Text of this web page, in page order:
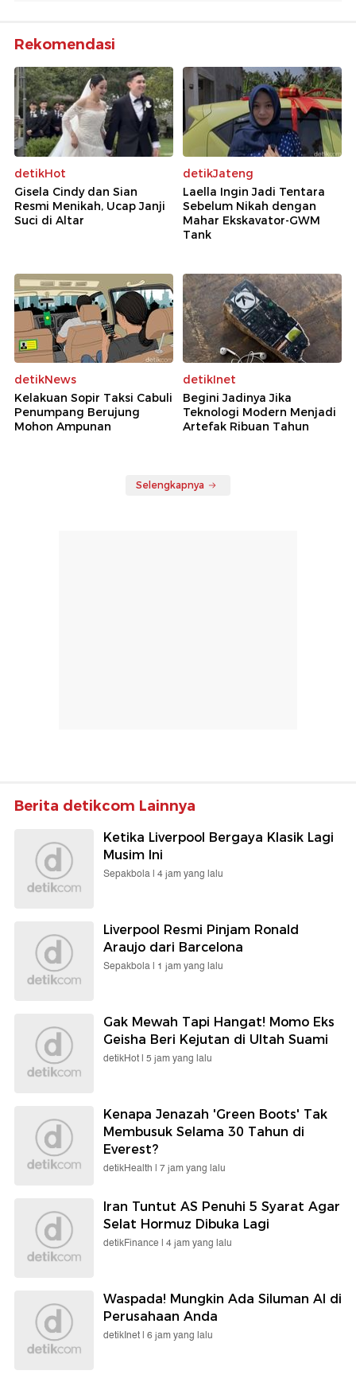
Rekomendasi
detikHot
Gisela Cindy dan Sian
Resmi Menikah, Ucap Janji
Suci di Altar
detikJateng
Laella Ingin Jadi Tentara
Sebelum Nikah dengan
Mahar Ekskavator-GWM
Tank
detikNews
Kelakuan Sopir Taksi Cabuli
Penumpang Berujung
Mohon Ampunan
detikInet
Begini Jadinya Jika
Teknologi Modern Menjadi
Artefak Ribuan Tahun
Selengkapnya
Berita detikcom Lainnya
Ketika Liverpool Bergaya Klasik Lagi
Musim Ini
Sepakbola | 4 jam yang lalu
Liverpool Resmi Pinjam Ronald
Araujo dari Barcelona
Sepakbola | 1 jam yang lalu
Gak Mewah Tapi Hangat! Momo Eks
Geisha Beri Kejutan di Ultah Suami
detikHot | 5 jam yang lalu
Kenapa Jenazah 'Green Boots' Tak
Membusuk Selama 30 Tahun di
Everest?
detikHealth | 7 jam yang lalu
Iran Tuntut AS Penuhi 5 Syarat Agar
Selat Hormuz Dibuka Lagi
detikFinance | 4 jam yang lalu
Waspada! Mungkin Ada Siluman AI di
Perusahaan Anda
detikInet | 6 jam yang lalu